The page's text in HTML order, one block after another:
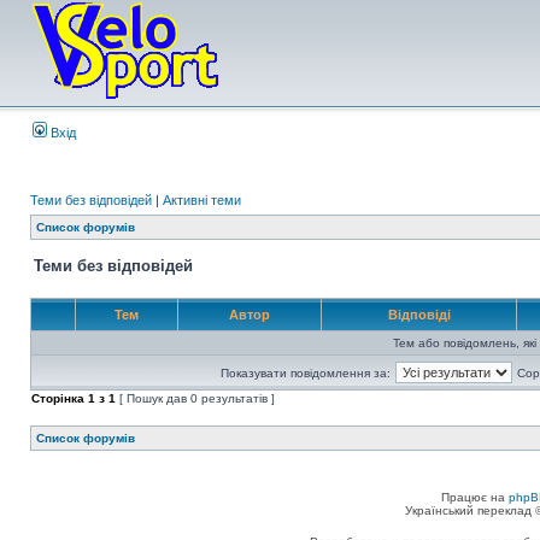
Вхід
Теми без відповідей | Активні теми
Список форумів
Теми без відповідей
Тем Автор Відповіді
Тем або повідомлень,
Показувати повідомлення за:
Сторінка 1 з 1 [ Пошук дав 0 результатів ]
Список форумів
Працює на
Український